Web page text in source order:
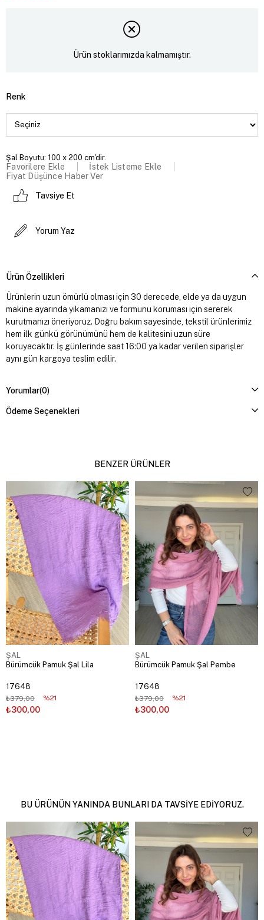
Ürün stoklarımızda kalmamıştır.
Renk
Şal Boyutu: 100 x 200 cm'dir.
Favorilere Ekle
İstek Listeme Ekle
Fiyat Düşünce Haber Ver
Tavsiye Et
Yorum Yaz
Ürün Özellikleri
Ürünlerin uzun ömürlü olması için 30 derecede, elde ya da uygun
makine ayarında yıkamanızı ve formunu koruması için sererek
kurutmanızı öneriyoruz. Doğru bakım sayesinde, tekstil ürünlerimiz
hem ilk günkü görünümünü hem de kalitesini uzun süre
koruyacaktır. İş günlerinde saat 16:00 ya kadar verilen siparişler
aynı gün kargoya teslim edilir.
Yorumlar(0)
Ödeme Seçenekleri
BENZER ÜRÜNLER
ŞAL
Bürümcük Pamuk Şal Lila
17648
₺300,00
₺379,00 %21
ŞAL
Bürümcük Pamuk Şal Pembe
17648
₺300,00
₺379,00 %21
BU ÜRÜNÜN YANINDA BUNLARI DA TAVSIYE EDIYORUZ.